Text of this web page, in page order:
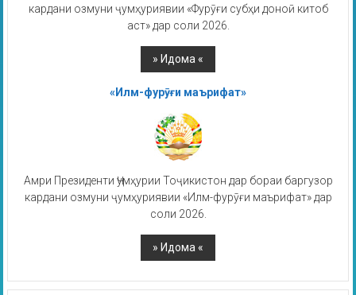
кардани озмуни ҷумҳуриявии «Фурӯғи субҳи доноӣ китоб
аст» дар соли 2026.
«Илм-фурӯғи маърифат»
Амри Президенти Ҷумҳурии Тоҷикистон дар бораи баргузор
кардани озмуни ҷумҳуриявии «Илм-фурӯғи маърифат» дар
соли 2026.